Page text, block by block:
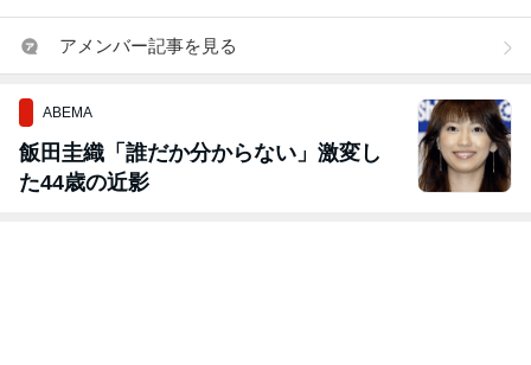
アメンバー記事を見る
ABEMA
飯田圭織「誰だか分からない」激変し
た44歳の近影